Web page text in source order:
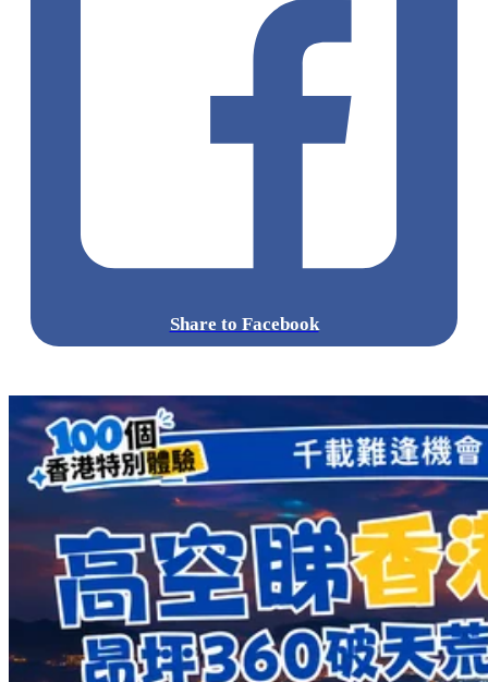
Share to Facebook